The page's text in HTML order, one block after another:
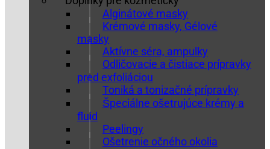
Alginátové masky
Krémové masky, Gélové
masky
Aktívne séra, ampulky
Odličovacie a čistiace prípravky
pred exfoliáciou
Toniká a tonizačné prípravky
Špeciálne ošetrujúce krémy a
fluid
Peelingy
Ošetrenie očného okolia